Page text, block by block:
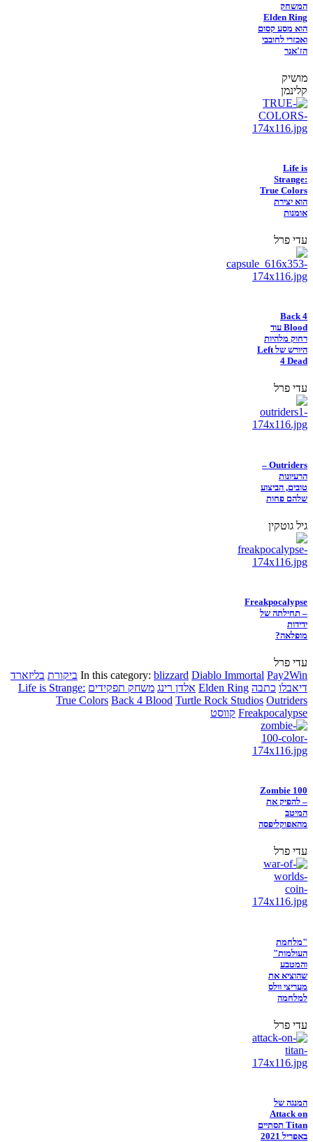
המשחק
Elden Ring
הוא מסע קסום
ואכזרי לחובבי
הז'אנר
מושיק
קלינמן
Life is
Strange:
True Colors
הוא יצירת
אומנות
עדי פרל
Back 4
Blood עוד
רחוק מלהיות
היורש של Left
4 Dead
עדי פרל
Outriders –
הרעיונות
טובים, הביצוע
שלהם פחות
גיל גוטקין
Freakpocalypse
– תחילתה של
ידידות
מופלאה?
עדי פרל
In this category: blizzard Diablo Immortal Pay2Win ביקורת בליזארד
דיאבלו כתבה Elden Ring אלדן רינג משחק תפקידים Life is Strange:
True Colors Back 4 Blood Turtle Rock Studios Outriders
Freakpocalypse קווסט
Zombie 100
– להפיק את
המיטב
מהאפוקליפסה
עדי פרל
"מלחמת
העולמות"
והמטבע
שהוציא את
מעריצי וולס
למלחמה
עדי פרל
המנגה של
Attack on
Titan תסתיים
באפריל 2021